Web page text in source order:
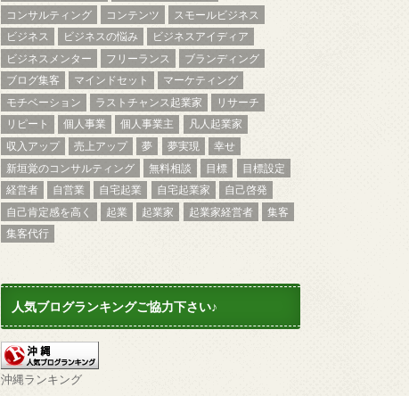
コンサルティング
コンテンツ
スモールビジネス
ビジネス
ビジネスの悩み
ビジネスアイディア
ビジネスメンター
フリーランス
ブランディング
ブログ集客
マインドセット
マーケティング
モチベーション
ラストチャンス起業家
リサーチ
リピート
個人事業 個人事業主
凡人起業家
収入アップ
売上アップ 夢 夢実現
幸せ
新垣覚のコンサルティング
無料相談 目標
目標設定
経営者
自営業 自宅起業 自宅起業家
自己啓発
自己肯定感を高く
起業 起業家 起業家経営者
集客
集客代行
人気ブログランキングご協力下さい♪
沖縄ランキング